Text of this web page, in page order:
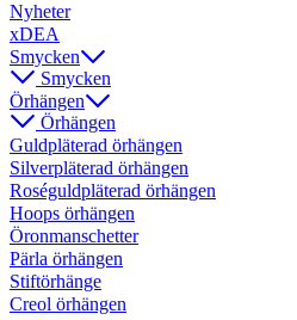
Nyheter
xDEA
Smycken
Smycken
Örhängen
Örhängen
Guldpläterad örhängen
Silverpläterad örhängen
Roséguldpläterad örhängen
Hoops örhängen
Öronmanschetter
Pärla örhängen
Stiftörhänge
Creol örhängen